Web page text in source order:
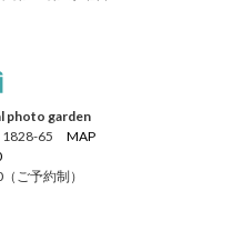
photo garden
1828-65 MAP
ご予約制）